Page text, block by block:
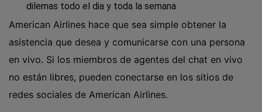
dilemas todo el dia y toda la semana
American Airlines hace que sea simple obtener la
asistencia que desea y comunicarse con una persona
en vivo. Si los miembros de agentes del chat en vivo
no están libres, pueden conectarse en los sitios de
redes sociales de American Airlines.